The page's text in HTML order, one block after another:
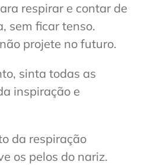
respirar e contar de
sem ficar tenso.
projete no futuro.
sinta todas as
inspiração e
da respiração
os pelos do nariz.